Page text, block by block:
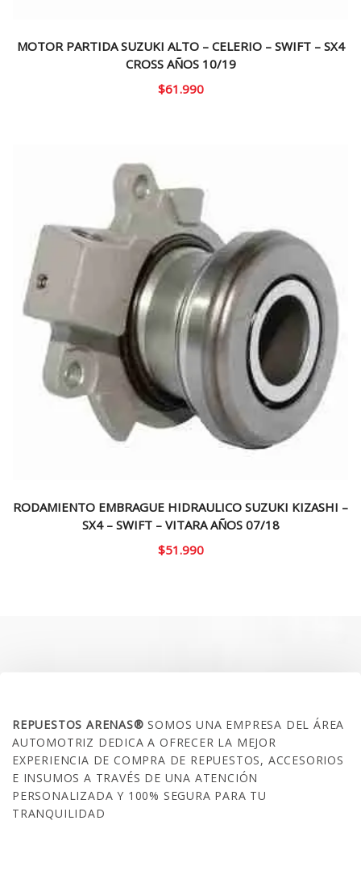
MOTOR PARTIDA SUZUKI ALTO – CELERIO – SWIFT – SX4
CROSS AÑOS 10/19
$61.990
RODAMIENTO EMBRAGUE HIDRAULICO SUZUKI KIZASHI –
SX4 – SWIFT – VITARA AÑOS 07/18
$51.990
REPUESTOS ARENAS®SOMOS UNA EMPRESA DEL ÁREA
AUTOMOTRIZ DEDICA A OFRECER LA MEJOR
EXPERIENCIA DE COMPRA DE REPUESTOS, ACCESORIOS
E INSUMOS A TRAVÉS DE UNA ATENCIÓN
PERSONALIZADA Y 100% SEGURA PARA TU
TRANQUILIDAD